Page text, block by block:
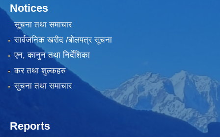
Notices
सूचना तथा समाचार
सार्वजनिक खरीद /बोलपत्र सूचना
एन, कानुन तथा निर्देशिका
कर तथा शुल्कहरु
सुचना तथा समाचार
Reports